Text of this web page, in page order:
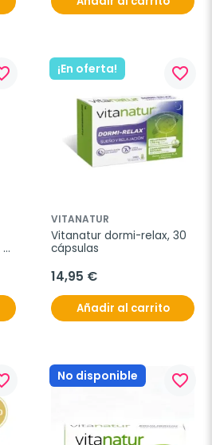
¡En oferta! favorite_border
VITANATUR
Vitanatur dormi-relax, 30
cápsulas
14,95 €
Añadir al carrito
No disponible favorite_border